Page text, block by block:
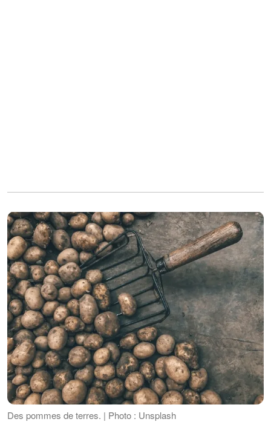
Des pommes de terres. | Photo : Unsplash